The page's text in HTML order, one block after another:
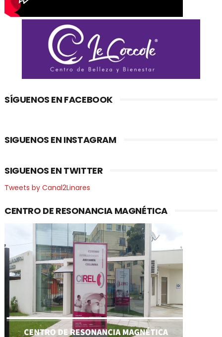
SÍGUENOS EN FACEBOOK
SIGUENOS EN INSTAGRAM
SIGUENOS EN TWITTER
Tweets by Canal2Linares
CENTRO DE RESONANCIA MAGNÉTICA